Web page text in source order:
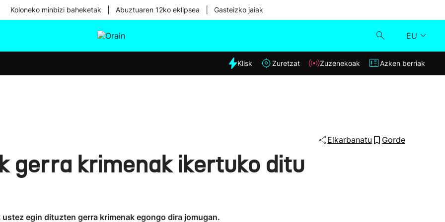
Koloneko minbizi baheketak Abuztuaren 12ko eklipsea Gasteizko jaiak
EU
Eguraldia
Klisk
Klisk Zuretzat Zuzenekoak Azken berriak
Elkarbanatu Gorde
gerra krimenak ikertuko ditu
egin dituzten gerra krimenak egongo dira jomugan.